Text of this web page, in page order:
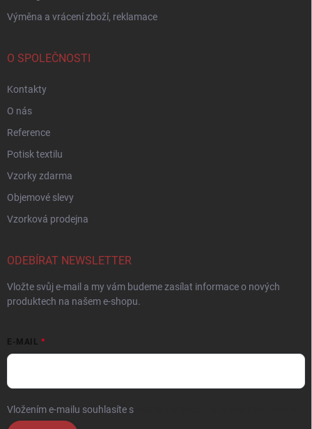
Výměna a vrácení zboží, reklamace
O SPOLEČNOSTI
Kontakty
O nás
Reference
Potisk textilu
Vzorky zdarma
Objemové slevy
Vzorková prodejna
ODEBÍRAT NEWSLETTER
Vložte svůj e-mail a my vám budeme zasílat informace o nových
produktech na našem e-shopu.
E-MAIL
Vložením e-mailu souhlasíte s